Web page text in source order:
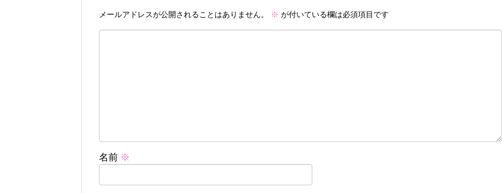
メールアドレスが公開されることはありません。 ※ が付いている欄は必須項目です
名前 ※